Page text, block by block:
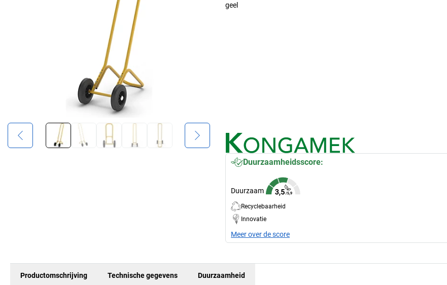
geel
Duurzaamheidsscore:
Duurzaam
Recyclebaarheid
Innovatie
Meer over de score
Productomschrijving Technische gegevens Duurzaamheid